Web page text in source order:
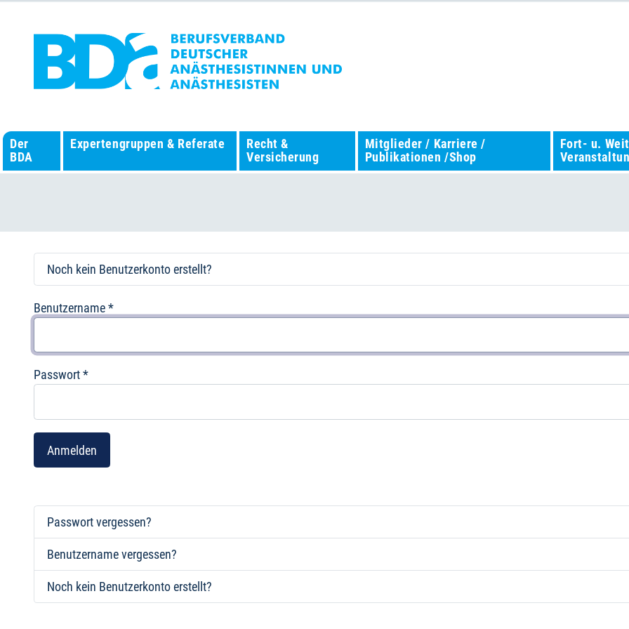
Der
BDA
Expertengruppen & Referate
Recht &
Versicherung
Mitglieder / Karriere /
Publikationen /Shop
Fort- u.
Noch kein Benutzerkonto erstellt?
Benutzername*
Passwort*
Anmelden
Passwort vergessen?
Benutzername vergessen?
Noch kein Benutzerkonto erstellt?